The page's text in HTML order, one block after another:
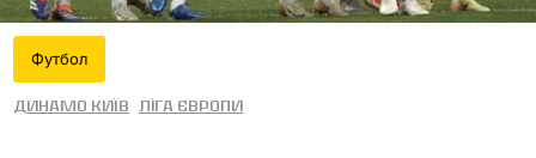
Футбол
Динамо Київ Ліга Європи